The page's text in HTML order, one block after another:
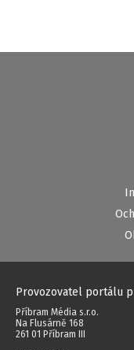
Provozovatel portálu
Příbram Média s.r.o.
Na Flusárně 168
261 01 Příbram III